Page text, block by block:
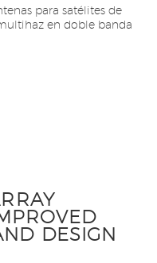
para satélites de
en doble banda
DESIGN